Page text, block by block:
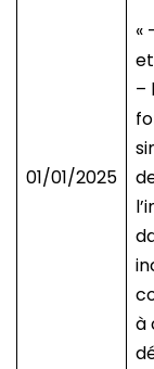
01/01/2025
«
–
à